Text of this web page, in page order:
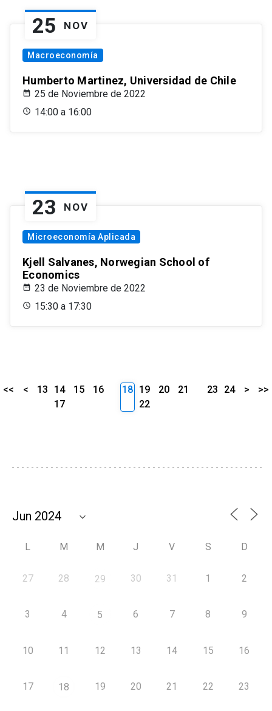
25 NOV
Macroeconomía
Humberto Martinez, Universidad de Chile
25 de Noviembre de 2022
14:00 a 16:00
23 NOV
Microeconomía Aplicada
Kjell Salvanes, Norwegian School of
Economics
23 de Noviembre de 2022
15:30 a 17:30
<< < 13 14 15
16
17
18 19 20
21
22
23 24 > >>
L M M J V S D
27 28 29 30 31 1 2
3 4 5 6 7 8 9
10 11 12 13 14 15 16
17 18 19 20 21 22 23